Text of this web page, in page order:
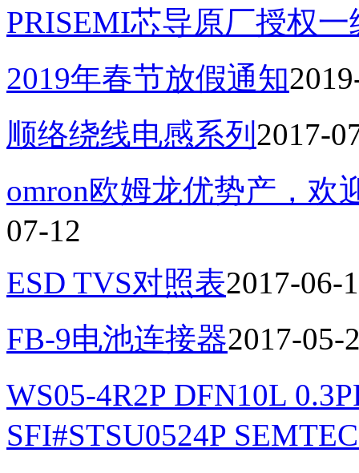
PRISEMI芯导原厂授权
2019年春节放假通知
顺络绕线电感系列 2017-
omron欧姆龙优势产，欢
07-12
ESD TVS对照表2017-06-
FB-9电池连接器2017-05-
WS05-4R2P DFN10L
SFI#STSU0524P